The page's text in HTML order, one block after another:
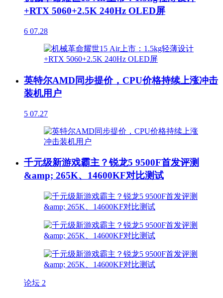
+RTX 5060+2.5K 240Hz OLED屏
6 07.28
英特尔AMD同步提价，CPU价格持续上涨冲击
装机用户
5 07.27
千元级新游戏霸主？锐龙5 9500F首发评测
&amp; 265K、14600KF对比测试
论坛 2